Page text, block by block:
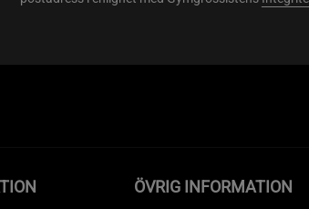
ÖVRIG INFORMATION